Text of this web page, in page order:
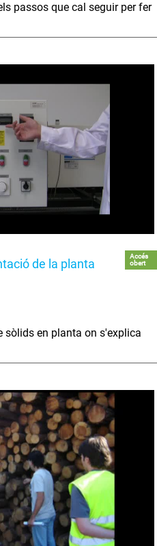
passos que cal seguir per fer
de la planta
Accés
obert
sòlids en planta on s'explica